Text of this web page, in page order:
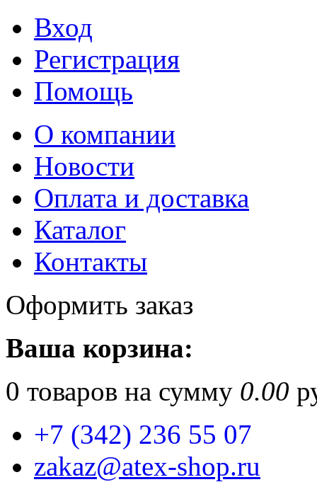
Вход
Регистрация
Помощь
О компании
Новости
Оплата и доставка
Каталог
Контакты
Оформить заказ
Ваша корзина:
0 товаров на сумму 0.00
+7 (342) 236 55 07
zakaz@atex-shop.ru